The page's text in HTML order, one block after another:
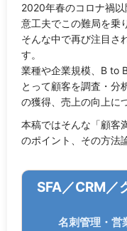
2020年春のコロナ禍
意工夫でこの難局を乗
そんな中で再び注目さ
す。
業種や企業規模、B to
とって顧客を調査・分
の獲得、売上の向上に
本稿ではそんな「顧客
のポイント、その方法
SFA／CRM／
名刺管理・営